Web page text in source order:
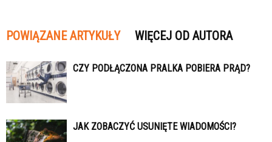
POWIĄZANE ARTYKUŁY WIĘCEJ OD AUTORA
CZY PODŁĄCZONA PRALKA POBIERA PRĄD?
JAK ZOBACZYĆ USUNIĘTE WIADOMOŚCI?